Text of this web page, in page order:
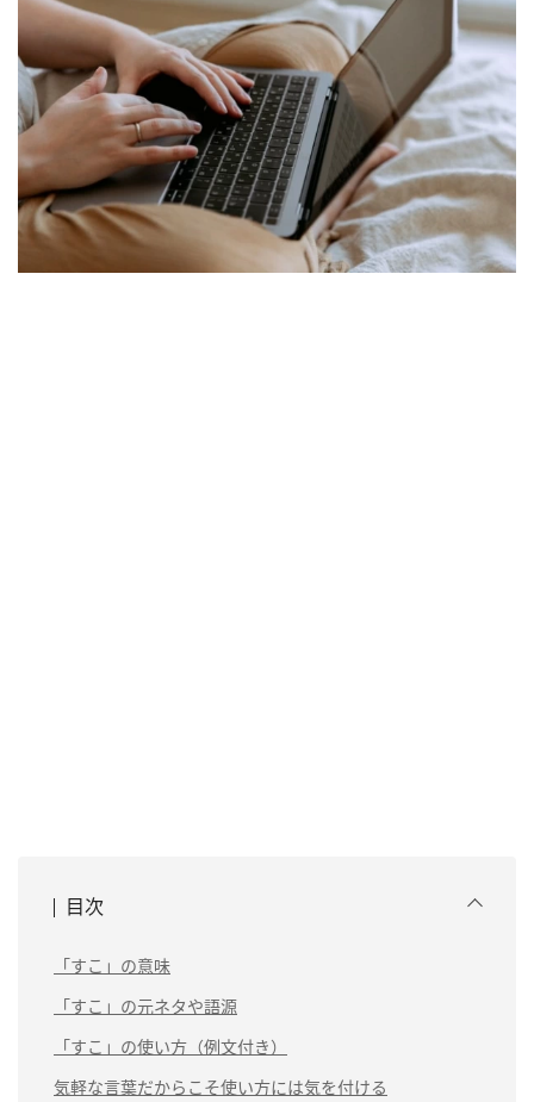
目次
「すこ」の意味
「すこ」の元ネタや語源
「すこ」の使い方（例文付き）
気軽な言葉だからこそ使い方には気を付ける